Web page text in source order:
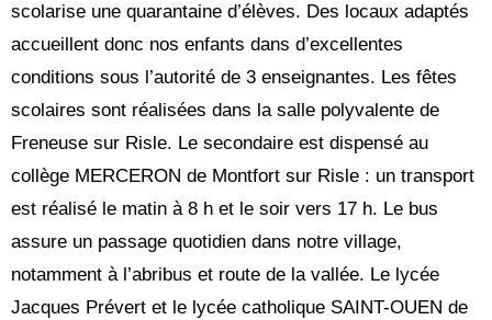
scolarise une quarantaine d’élèves. Des locaux adaptés
accueillent donc nos enfants dans d’excellentes
conditions sous l’autorité de 3 enseignantes. Les fêtes
scolaires sont réalisées dans la salle polyvalente de
Freneuse sur Risle. Le secondaire est dispensé au
collège MERCERON de Montfort sur Risle : un transport
est réalisé le matin à 8 h et le soir vers 17 h. Le bus
assure un passage quotidien dans notre village,
notamment à l’abribus et route de la vallée. Le lycée
Jacques Prévert et le lycée catholique SAINT-OUEN de